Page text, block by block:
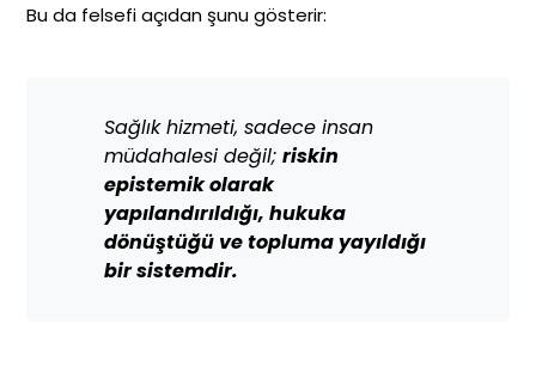
Bu da felsefi açıdan şunu gösterir:
Sağlık hizmeti, sadece insan
müdahalesi değil;riskin
epistemik olarak
yapılandırıldığı, hukuka
dönüştüğü ve topluma yayıldığı
bir sistemdir.